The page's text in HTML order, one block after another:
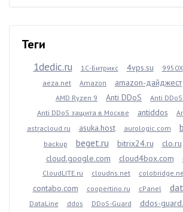
Теги
1dedic.ru 1С-Битрикс 4vps.su 9950X
aeza.net
Amazon amazon-дайджест
AMD Ryzen 9
Anti DDoS
Anti
Anti DDoS защита в Москве
antiddos
astracloud.ru
asuka.host aurologic.com
backup beget.ru bitrix24.ru clo.ru
cloud.google.com cloud4box.com
CloudLITE.ru cloudns.net
contabo.com coopertino.ru cPanel
DataLine ddos DDoS-Guard ddos-